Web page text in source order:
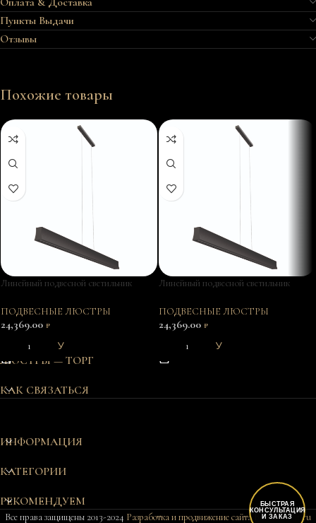
Пункты Выдачи
Отзывы
Похожие товары
Линейный подвесной светильник
ПОДВЕСНЫЕ ЛЮСТРЫ
24,369.00 ₽
В КОРЗИНУ
Линейный подвесной светильник
ПОДВЕСНЫЕ ЛЮСТРЫ
24,369.00 ₽
В КОРЗИНУ
ЛЮСТРЫ — ТОРГ
КАК СВЯЗАТЬСЯ
ИНФОРМАЦИЯ
КАТЕГОРИИ
РЕКОМЕНДУЕМ
Все права защищены 2013-2024 Разработка и продвижение сайта Bukovkin-it.ru
БЫСТРАЯ
КОНСУЛЬТАЦИЯ
И ЗАКАЗ